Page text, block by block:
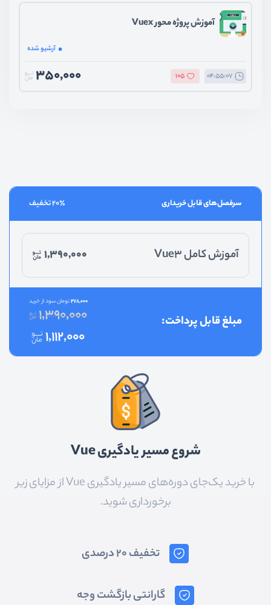
آموزش پروژه محور Vuex
آرشیو شده
04:55:07
105
350,000
سرفصل‌های قابل خریداری 20٪ تخفیف
آموزش کامل Vue3 1,390,000
مبلغ قابل پرداخت:
278,000تومانسود از خرید
1,390,000
1,112,000
شروع مسیر یادگیری Vue
با خرید یک‌جای دوره‌های مسیر یادگیری Vue از مزایای زیر
برخورداری شوید.
تخفیف 20 درصدی
گارانتی بازگشت وجه